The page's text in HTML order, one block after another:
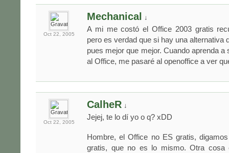
Oct 22, 2005
Mechanical ↓
A mi me costó el Office 2003 gratis
pero es verdad que si hay una alternativa
pues mejor que mejor. Cuando aprenda a
al Office, me pasaré al openoffice a ver
Oct 22, 2005
CalheR ↓
Jejej, te lo dí yo o q? xDD
Hombre, el Office no ES gratis,
gratis, que no es lo mismo. Otra cosa